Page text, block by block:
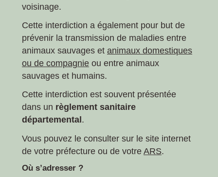
voisinage.
Cette interdiction a également pour but de
prévenir la transmission de maladies entre
animaux sauvages et animaux domestiques
ou de compagnie ou entre animaux
sauvages et humains.
Cette interdiction est souvent présentée
dans un règlement sanitaire
départemental .
Vous pouvez le consulter sur le site internet
de votre préfecture ou de votre ARS.
Où s’adresser ?